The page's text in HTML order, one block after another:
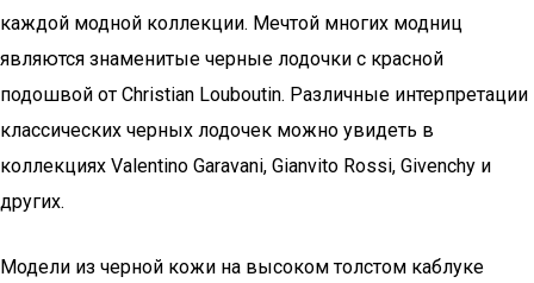
каждой модной коллекции. Мечтой многих модниц
являются знаменитые черные лодочки с красной
подошвой от Christian Louboutin. Различные интерпретации
классических черных лодочек можно увидеть в
коллекциях Valentino Garavani, Gianvito Rossi, Givenchy и
других.
Модели из черной кожи на высоком толстом каблуке